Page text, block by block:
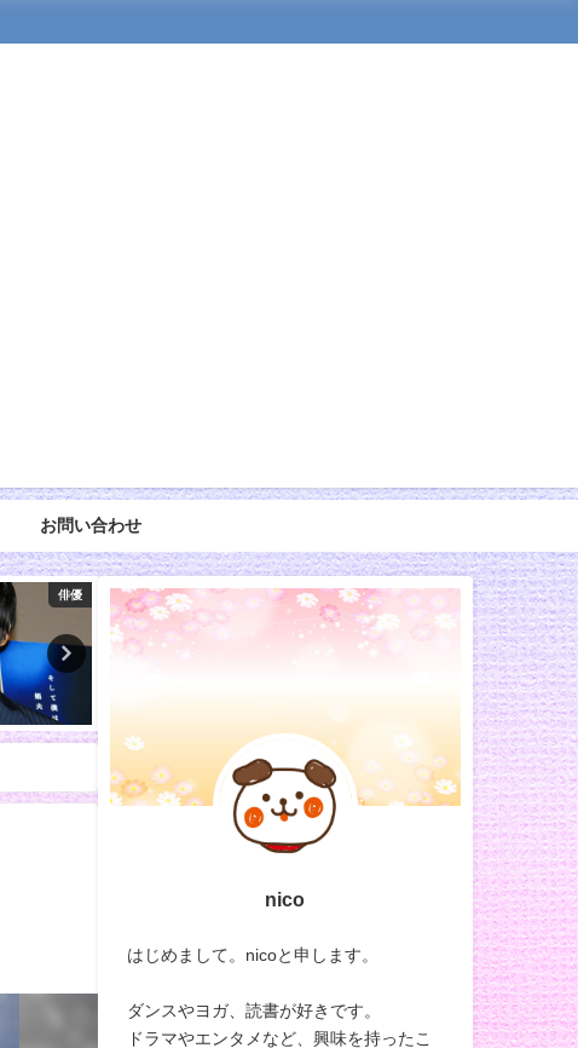
お問い合わせ
コミック
nico
はじめまして。nicoと申します。
ダンスやヨガ、読書が好きです。
ドラマやエンタメなど、興味を持ったこ